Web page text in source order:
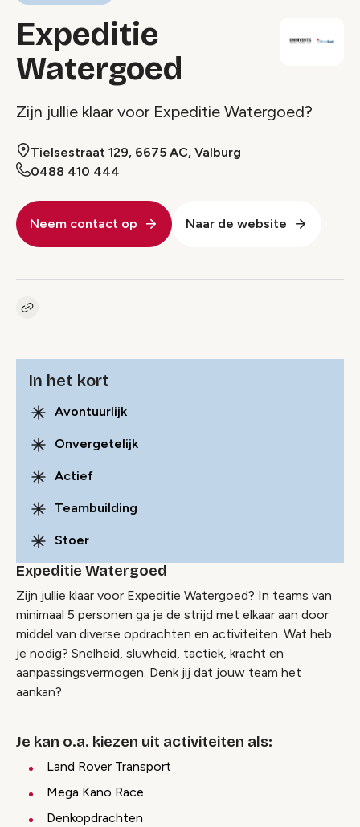
Expeditie
Watergoed
Zijn jullie klaar voor Expeditie Watergoed?
Tielsestraat 129, 6675 AC, Valburg
0488 410 444
Neem contact op Naar de website
Kopieer link naar pagina
In het kort
Avontuurlijk
Onvergetelijk
Actief
Teambuilding
Stoer
Expeditie Watergoed
Zijn jullie klaar voor Expeditie Watergoed? In teams van
minimaal 5 personen ga je de strijd met elkaar aan door
middel van diverse opdrachten en activiteiten. Wat heb
je nodig? Snelheid, sluwheid, tactiek, kracht en
aanpassingsvermogen. Denk jij dat jouw team het
aankan?
Je kan o.a. kiezen uit activiteiten als:
Land Rover Transport
Mega Kano Race
Denkopdrachten